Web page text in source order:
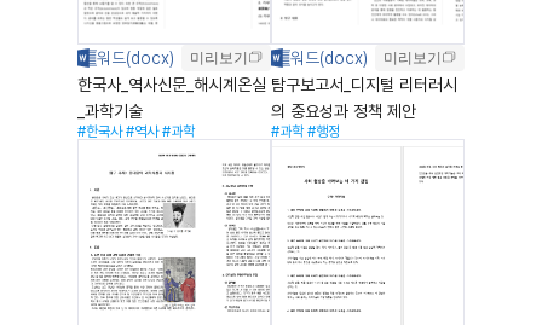
미리보기
한국사_역사신문_해시계온실
_과학기술
#한국사 #역사 #과학
미리보기
탐구보고서_디지털 리터러시
의 중요성과 정책 제안
#과학 #행정